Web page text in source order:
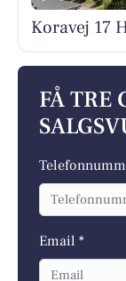
Koravej 17
FÅ TRE
Email *